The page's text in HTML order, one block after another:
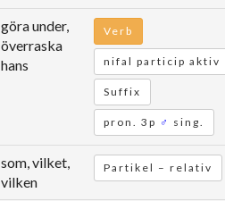
göra under,
överraska
hans
Verb
nifal particip aktiv
Suffix
pron. 3p ♂ sing.
som, vilket,
vilken
Partikel – relativ